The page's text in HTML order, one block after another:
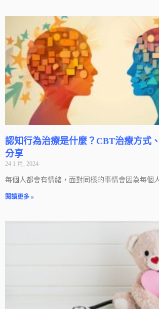
認知行為治療是什麼？CBT治療方式
分享
24 1 月, 2024
每個人都會有情緒，面對同樣的事情會因為每個
閱讀更多 »